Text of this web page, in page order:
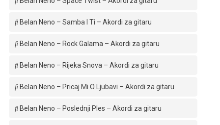
Belan Neno – Samba I Ti – Akordi za gitaru
Belan Neno – Rock Galama – Akordi za gitaru
Belan Neno – Rijeka Snova – Akordi za gitaru
Belan Neno – Pricaj Mi O Ljubavi – Akordi za gitaru
Belan Neno – Poslednji Ples – Akordi za gitaru